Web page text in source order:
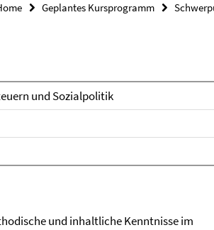
Geplantes Kursprogramm
und Sozialpolitik
und inhaltliche Kenntnisse im